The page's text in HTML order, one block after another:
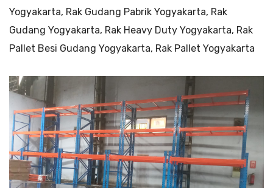
Yogyakarta, Rak Gudang Pabrik Yogyakarta, Rak
Gudang Yogyakarta, Rak Heavy Duty Yogyakarta, Rak
Pallet Besi Gudang Yogyakarta, Rak Pallet Yogyakarta